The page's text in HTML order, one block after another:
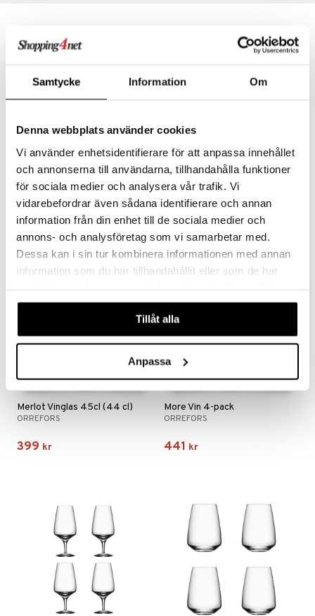
Samtycke Information Om
Denna webbplats använder cookies
Vi använder enhetsidentifierare för att anpassa innehållet
och annonserna till användarna, tillhandahålla funktioner
för sociala medier och analysera vår trafik. Vi
vidarebefordrar även sådana identifierare och annan
information från din enhet till de sociala medier och
annons- och analysföretag som vi samarbetar med.
Dessa kan i sin tur kombinera informationen med annan
information som du har tillhandahållit eller som de har
våra cookies vid fortsatt användande av vår webbplats.
Tillåt alla
Anpassa
Finns i flera varianter
All About You vinglas 2-pack
KOSTA BODA
399
Difference Primeur Vinglas 62cl (62cl)
ORREFORS
483
Merlot Vinglas 45cl (44 cl)
ORREFORS
399 kr
More Vin 4-pack
ORREFORS
441 kr
& Örngott